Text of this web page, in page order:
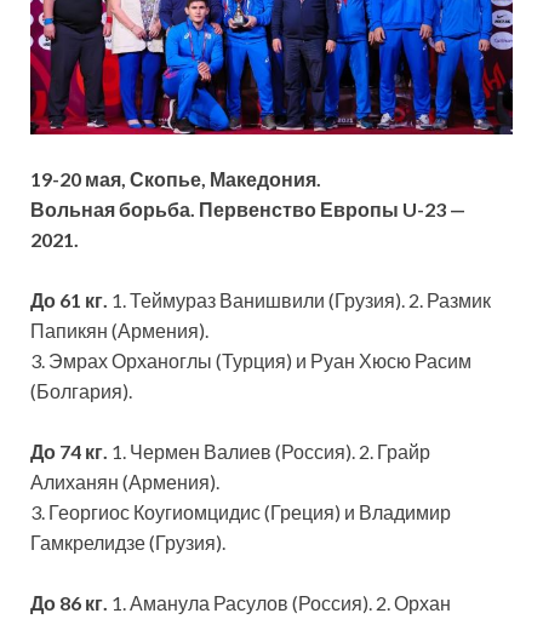
19-20 мая, Скопье, Македония.
Вольная борьба. Первенство Европы U-23 —
2021.
До 61 кг. 1. Теймураз Ванишвили (Грузия). 2. Размик
Папикян (Армения).
3. Эмрах Орханоглы (Турция) и Руан Хюсю Расим
(Болгария).
До 74 кг. 1. Чермен Валиев (Россия). 2. Грайр
Алиханян (Армения).
3. Георгиос Коугиомцидис (Греция) и Владимир
Гамкрелидзе (Грузия).
До 86 кг. 1. Аманула Расулов (Россия). 2. Орхан